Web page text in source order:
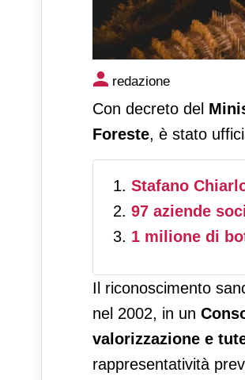
Nasce
redazione
Con decreto del
Foreste, è stato
Stafano
97 aziende
1 milione di
Il riconoscimento
nel 2002, in un
valorizzazione e
rappresentatività